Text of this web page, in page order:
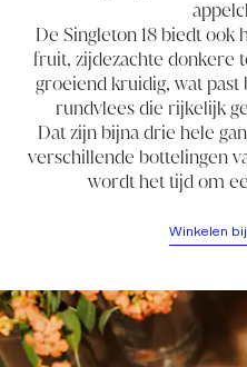
De Singleton 18biedt ook
fruit, zijdezachte donkere
groeiend kruidig, wat past
rundvlees die rijkelijk
Dat zijn bijna drie hele
verschillende bottelingen
wordt het tijd om
Winkelen